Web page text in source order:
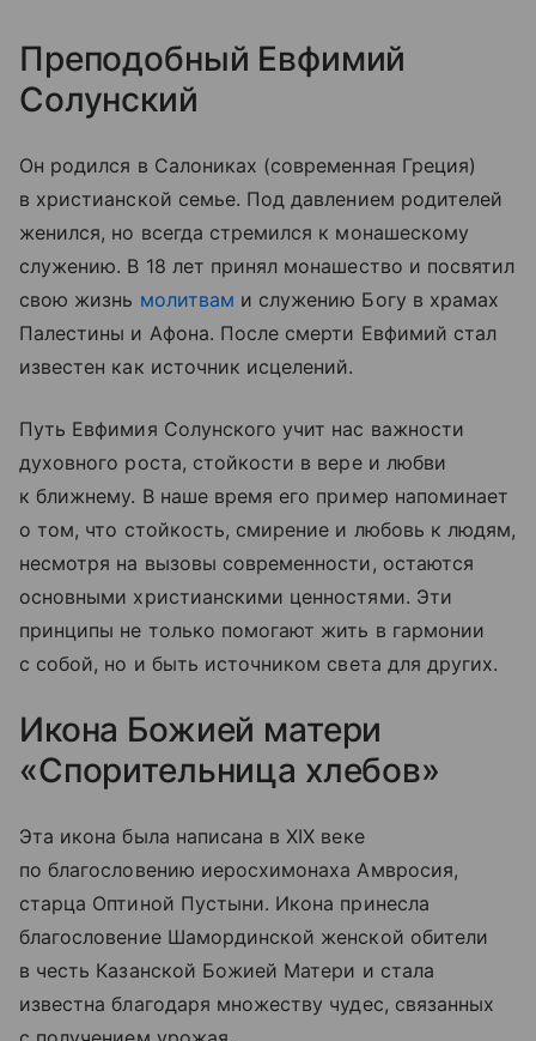
Преподобный Евфимий
Солунский
Он родился в Салониках (современная Греция)
в христианской семье. Под давлением родителей
женился, но всегда стремился к монашескому
служению. В 18 лет принял монашество и посвятил
свою жизнь молитвам и служению Богу в храмах
Палестины и Афона. После смерти Евфимий стал
известен как источник исцелений.
Путь Евфимия Солунского учит нас важности
духовного роста, стойкости в вере и любви
к ближнему. В наше время его пример напоминает
о том, что стойкость, смирение и любовь к людям,
несмотря на вызовы современности, остаются
основными христианскими ценностями. Эти
принципы не только помогают жить в гармонии
с собой, но и быть источником света для других.
Икона Божией матери
«Спорительница хлебов»
Эта икона была написана в XIX веке
по благословению иеросхимонаха Амвросия,
старца Оптиной Пустыни. Икона принесла
благословение Шамординской женской обители
в честь Казанской Божией Матери и стала
известна благодаря множеству чудес, связанных